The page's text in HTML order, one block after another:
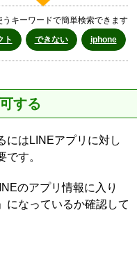
キーワードで簡単検索できます
ト できない iphone
する
にはLINEアプリに対し
す。
のアプリ情報に入り
になっているか確認して